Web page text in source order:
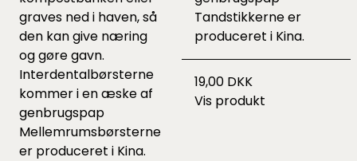
graves ned i haven, så
den kan give næring
og gøre gavn.
Interdentalbørsterne
kommer i en æske af
genbrugspap
Mellemrumsbørsterne
er produceret i Kina.
Tandstikkerne er
produceret i Kina.
19,00 DKK
Vis produkt